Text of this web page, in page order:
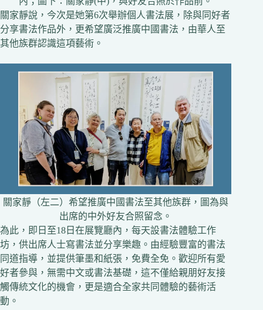
關家靜說，今次是她第6次舉辦個人書法展，除與同好者
分享書法作品外，更希望廣泛推廣中國書法，由華人至
其他族群認識這項藝術。
關家靜（左二）希望推廣中國書法至其他族群，圖為與
出席的中外好友合照留念。
為此，即日至18日在展覽廳內，每天設書法體驗工作
坊，供出席人士寫書法並分享樂趣。由經驗豐富的書法
同道指導，並提供筆墨和紙張，免費全免。歡迎所有愛
好者參與，無需中文或書法基礎，這不僅給親朋好友接
觸傳統文化的機會，更是適合全家共同體驗的藝術活
動。